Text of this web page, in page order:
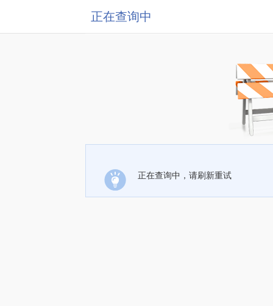
正在查询中
正在查询中，请刷新重试